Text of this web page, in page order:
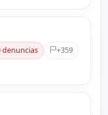
denuncias
+359